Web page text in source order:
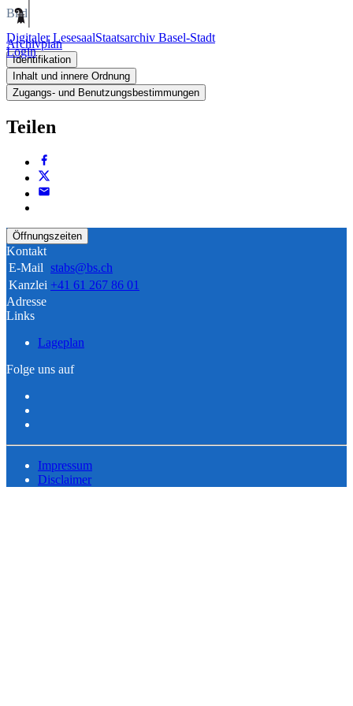
Digitaler LesesaalStaatsarchiv Basel-Stadt
Login
Bild
Archivplan
Identifikation
Inhalt und innere Ordnung
Zugangs- und Benutzungsbestimmungen
Teilen
Öffnungszeiten
Kontakt
E-Mail stabs@bs.ch
Kanzlei +41 61 267 86 01
Adresse
Links
Lageplan
Folge uns auf
Impressum
Disclaimer